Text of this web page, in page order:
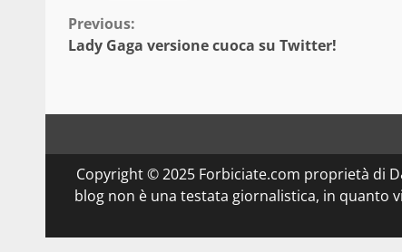
Continue
Reading
Previous:
Lady Gaga versione cuoca su Twitter!
Copyright © 2025 Forbiciate.com proprietà di
blog non è una testata giornalistica, in quanto